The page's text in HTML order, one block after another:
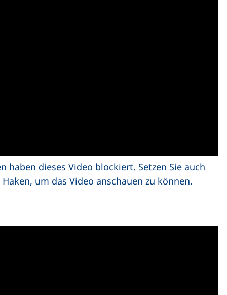
haben dieses Video blockiert. Setzen Sie auch
um das Video anschauen zu können.